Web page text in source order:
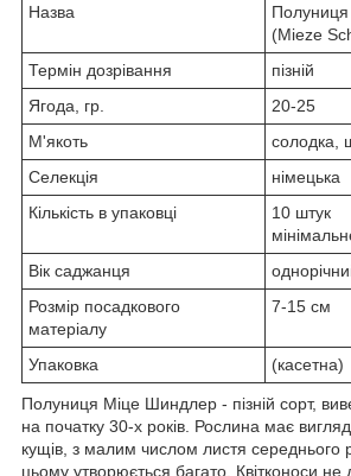
Назва
(Mieze
Термін дозрівання
пізній
Ягода, гр.
20-25
М'якоть
солодка,
Селекція
німецька
Кількість в упаковці
10 штук
Вік саджанця
Розмір посадкового
матеріалу
7-15 см
Упаковка (касетна)
Полуниця Міце Шиндлер - пізній сорт,
на початку 30-х років. Рослина має
кущів, з малим числом листя середнього
цьому утворюється багато. Квітконоси не